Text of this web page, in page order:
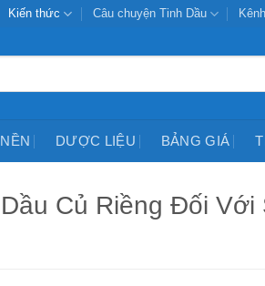
Kiến thức Câu chuyện Tinh Dầu
DƯỢC LIỆU BẢNG GIÁ
Củ Riềng Đối Với